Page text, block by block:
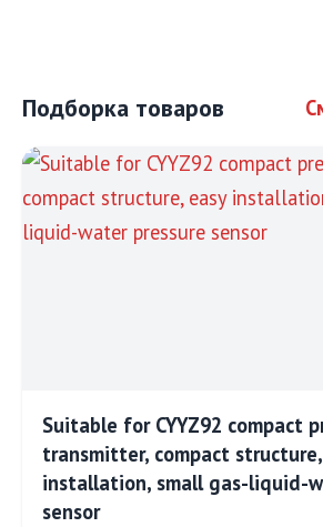
Подборка товаров
Suitable for CYYZ92 compact
transmitter, compact
installation, small gas-liquid-
sensor